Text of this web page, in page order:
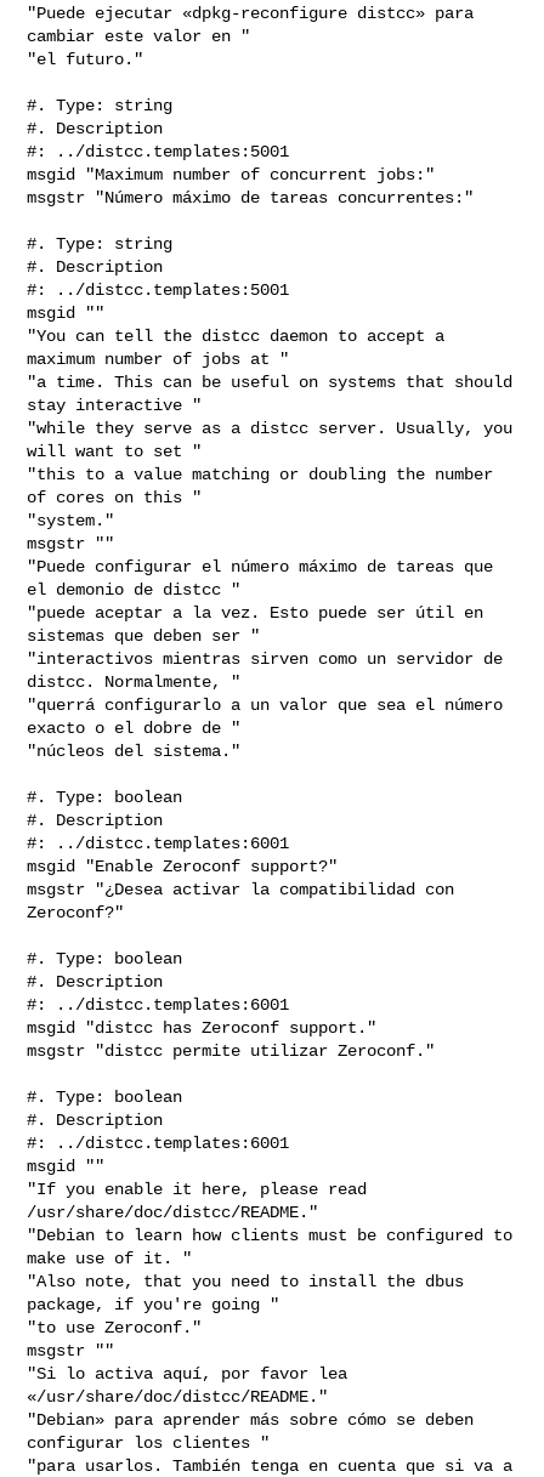
"Puede ejecutar «dpkg-reconfigure distcc» para
cambiar este valor en "
"el futuro."
#. Type: string
#. Description
#: ../distcc.templates:5001
msgid "Maximum number of concurrent jobs:"
msgstr "Número máximo de tareas concurrentes:"
#. Type: string
#. Description
#: ../distcc.templates:5001
msgid ""
"You can tell the distcc daemon to accept a
maximum number of jobs at "
"a time. This can be useful on systems that should
stay interactive "
"while they serve as a distcc server. Usually, you
will want to set "
"this to a value matching or doubling the number
of cores on this "
"system."
msgstr ""
"Puede configurar el número máximo de tareas que
el demonio de distcc "
"puede aceptar a la vez. Esto puede ser útil en
sistemas que deben ser "
"interactivos mientras sirven como un servidor de
distcc. Normalmente, "
"querrá configurarlo a un valor que sea el número
exacto o el dobre de "
"núcleos del sistema."
#. Type: boolean
#. Description
#: ../distcc.templates:6001
msgid "Enable Zeroconf support?"
msgstr "¿Desea activar la compatibilidad con
Zeroconf?"
#. Type: boolean
#. Description
#: ../distcc.templates:6001
msgid "distcc has Zeroconf support."
msgstr "distcc permite utilizar Zeroconf."
#. Type: boolean
#. Description
#: ../distcc.templates:6001
msgid ""
"If you enable it here, please read
/usr/share/doc/distcc/README."
"Debian to learn how clients must be configured to
make use of it. "
"Also note, that you need to install the dbus
package, if you're going "
"to use Zeroconf."
msgstr ""
"Si lo activa aquí, por favor lea
«/usr/share/doc/distcc/README."
"Debian» para aprender más sobre cómo se deben
configurar los clientes "
"para usarlos. También tenga en cuenta que si va a